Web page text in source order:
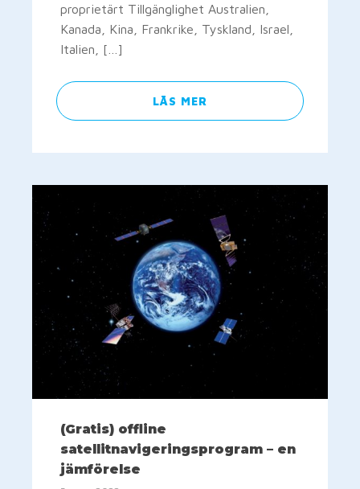
proprietärt Tillgänglighet Australien,
Kanada, Kina, Frankrike, Tyskland, Israel,
Italien, […]
LÄS MER
(Gratis) offline
satellitnavigeringsprogram – en
jämförelse